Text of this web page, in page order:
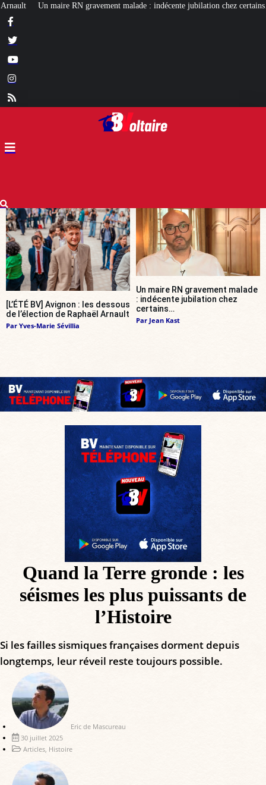
: indécente jubilation chez certains… Affaire Lyhanna : un nouveau
[L’ÉTÉ BV] Avignon : les dessous
de l’élection de Raphaël Arnault
Par Yves-Marie Sévillia
Un maire RN gravement malade
: indécente jubilation chez
certains…
Par Jean Kast
Quand la Terre gronde : les
séismes les plus puissants de
l’Histoire
Si les failles sismiques françaises dorment depuis
longtemps, leur réveil reste toujours possible.
Eric de Mascureau
30 juillet 2025
Articles, Histoire